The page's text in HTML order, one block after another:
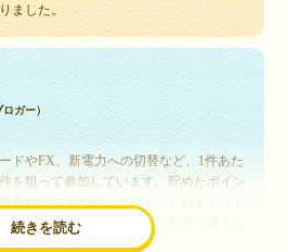
ました。
続きを読む
ガー）
ドやFX、新電力への切替など、1件あた
を狙って参加しています。貯めたポイン
することで、ほぼ無料で年数回の国内旅
す。モッピーは陸マイラーや旅行好きに